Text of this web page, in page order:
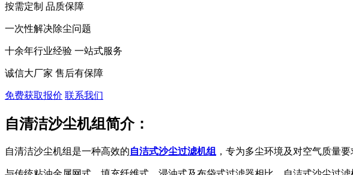
按需定制 品质保障
一次性解决除尘问题
十余年行业经验 一站式服务
诚信大厂家 售后有保障
免费获取报价 联系我们
自清洁沙尘机组简介：
自清洁沙尘机组是一种高效的自洁式沙尘过滤机组 ，专为多尘环境及对空气质量